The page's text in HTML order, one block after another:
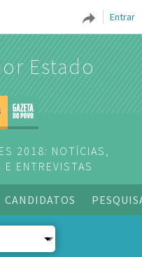
Entrar
Estado
2018: NOTÍCIAS,
ENTREVISTAS
CANDIDATOS